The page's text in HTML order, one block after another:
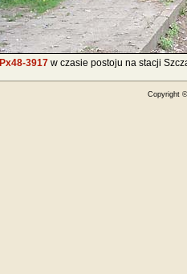
Px48-3917w czasie postoju na stacji
Copyright